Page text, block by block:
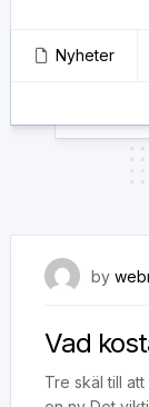
Nyheter
by
Vad
Tre skäl till